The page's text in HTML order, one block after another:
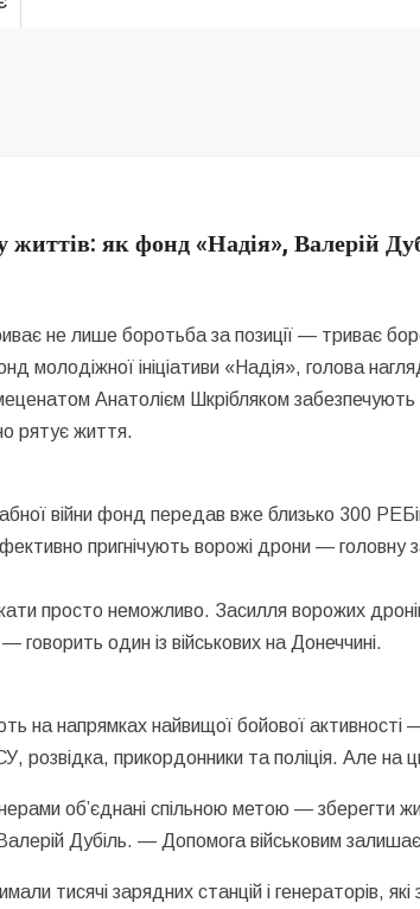
як фонд «Надія», Валерій
не лише боротьба за позиції — триває
молодіжної ініціативи «Надія», голова
Анатолієм Шкрібляком
рятує життя.
війни фонд передав вже близько 300
пригнічують ворожі дрони — головну
просто неможливо. Засилля ворожих
говорить один із військових на Донеччині.
на напрямках найвищої бойової
розвідка, прикордонники та поліція. Але на
об’єднані спільною метою — зберегти
Дубіль. — Допомога військовим
тисячі зарядних станцій і генераторів,